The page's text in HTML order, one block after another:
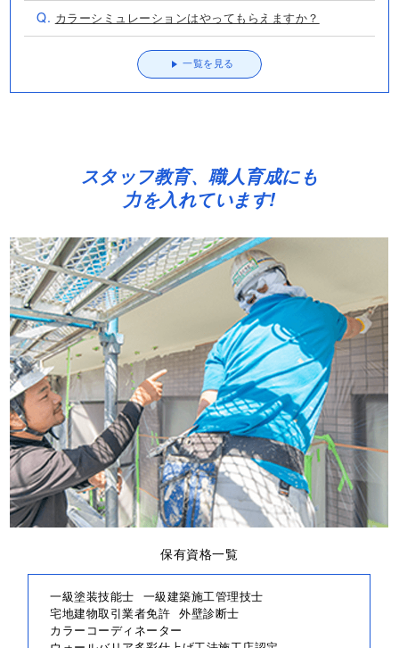
Q. カラーシミュレーションはやってもらえますか？
一覧を見る
スタッフ教育、職人育成にも
力を入れています!
保有資格一覧
一級塗装技能士 一級建築施工管理技士
宅地建物取引業者免許 外壁診断士
カラーコーディネーター